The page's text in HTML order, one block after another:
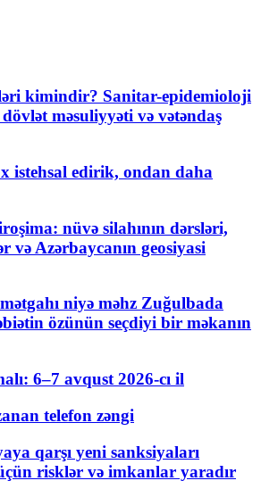
kimindir? Sanitar-epidemioloji
məsuliyyəti və vətəndaş
istehsal edirik, ondan daha
nüvə silahının dərsləri,
və Azərbaycanın geosiyasi
niyə məhz Zuğulbada
özünün seçdiyi bir məkanın
6–7 avqust 2026-cı il
telefon zəngi
qarşı yeni sanksiyaları
risklər və imkanlar yaradır